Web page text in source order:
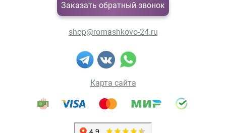
Заказать обратный звонок
shop@romashkovo-24.ru
Карта сайта